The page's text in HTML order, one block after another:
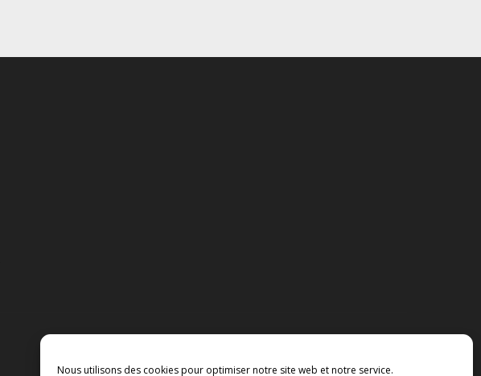
Nous utilisons des cookies pour optimiser notre site web et notre service.